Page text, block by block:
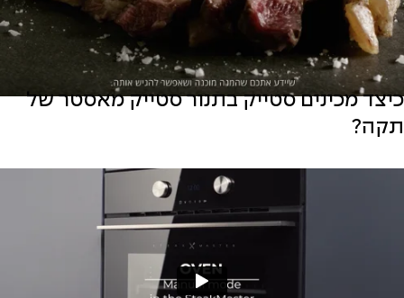
כיצד מכינים סטייק בתנור סטייק מאסטר של
תקה?